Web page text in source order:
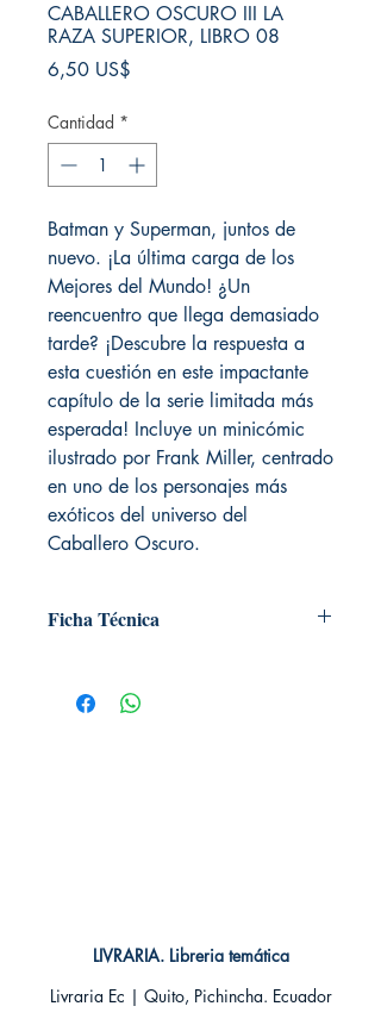
CABALLERO OSCURO III LA
RAZA SUPERIOR, LIBRO 08
6,50 US$
Cantidad *
Batman y Superman, juntos de
nuevo. ¡La última carga de los
Mejores del Mundo! ¿Un
reencuentro que llega demasiado
tarde? ¡Descubre la respuesta a
esta cuestión en este impactante
capítulo de la serie limitada más
esperada! Incluye un minicómic
ilustrado por Frank Miller, centrado
en uno de los personajes más
exóticos del universo del
Caballero Oscuro.
Ficha Técnica
Editorial: ECC
Idioma: Castellano
LIVRARIA. Libreria temática
Livraria Ec | Quito, Pichincha. Ecuador